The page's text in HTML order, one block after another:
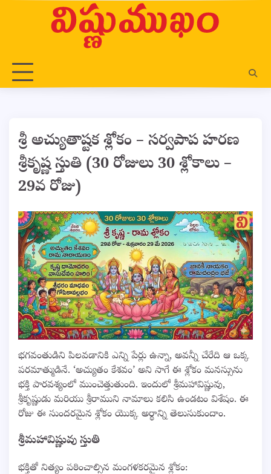
శ్రీ అచ్యుతాష్టక శ్లోకం – సర్వపాప హరణ
శ్రీకృష్ణ స్తుతి (30 రోజులు 30 శ్లోకాలు –
29వ రోజు)
భగవంతుడిని పిలవడానికి ఎన్ని పేర్లు ఉన్నా, అవన్నీ చేరేది ఆ ఒక్క
పరమాత్ముడినే. ‘అచ్యుతం కేశవం’ అని సాగే ఈ శ్లోకం మనస్సును
భక్తి పారవశ్యంలో ముంచెత్తుతుంది. ఇందులో శ్రీమహావిష్ణువు,
శ్రీకృష్ణుడు మరియు శ్రీరాముని నామాలు కలిసి ఉండటం విశేషం. ఈ
రోజు ఈ సుందరమైన శ్లోకం యొక్క అర్థాన్ని తెలుసుకుందాం.
శ్రీమహావిష్ణువు స్తుతి
భక్తితో నిత్యం పఠించాల్సిన మంగళకరమైన శ్లోకం: